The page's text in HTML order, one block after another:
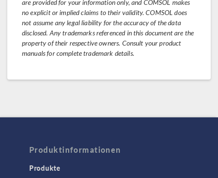
are provided for your information only, and COMSOL makes
no explicit or implied claims to their validity. COMSOL does
not assume any legal liability for the accuracy of the data
disclosed. Any trademarks referenced in this document are the
property of their respective owners. Consult your product
manuals for complete trademark details.
Produktinformationen
Produkte